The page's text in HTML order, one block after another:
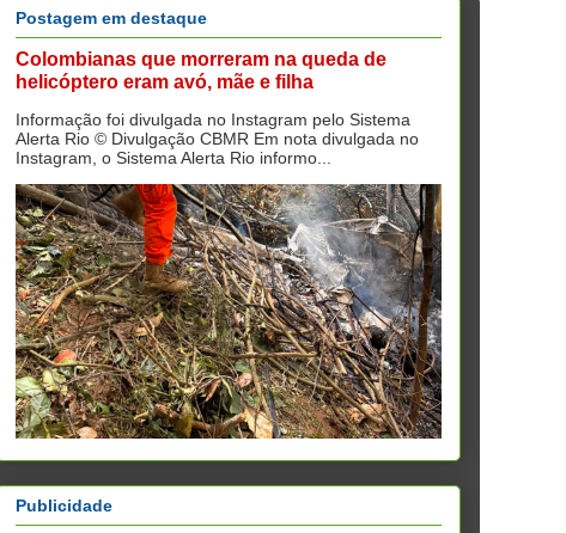
Postagem em destaque
Colombianas que morreram na queda de
helicóptero eram avó, mãe e filha
Informação foi divulgada no Instagram pelo Sistema
Alerta Rio © Divulgação CBMR Em nota divulgada no
Instagram, o Sistema Alerta Rio informo...
Publicidade